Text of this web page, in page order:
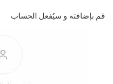
قم بإضافته و سيُفعل الحساب